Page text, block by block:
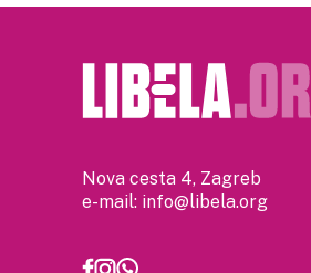
Nova cesta 4, Zagreb
e-mail: info@libela.org